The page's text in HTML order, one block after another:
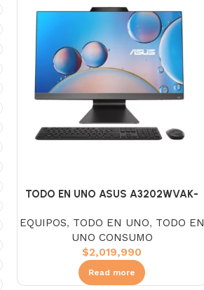
TODO EN UNO ASUS A3202WVAK-
512GB, DDR5 16GB, NO DVD, Pantalla
21.45″ FHD LCD, Without Os, Black
(Teclado y Mouse Inalambrico)
EQUIPOS, TODO EN UNO, TODO EN
UNO CONSUMO
$2,019,990
Read more